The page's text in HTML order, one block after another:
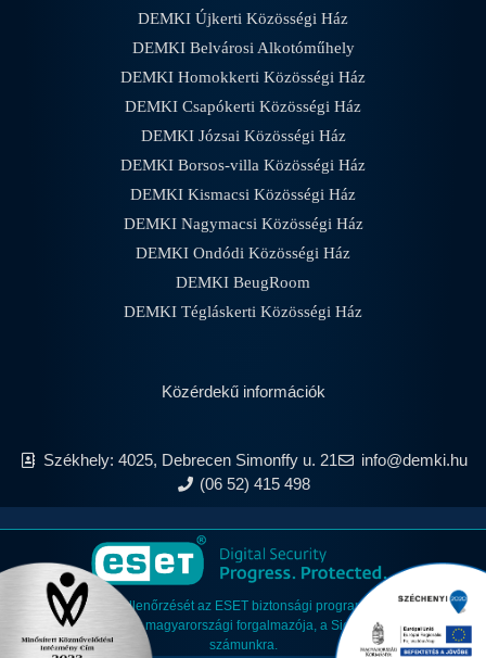
DEMKI Újkerti Közösségi Ház
DEMKI Belvárosi Alkotóműhely
DEMKI Homokkerti Közösségi Ház
DEMKI Csapókerti Közösségi Ház
DEMKI Józsai Közösségi Ház
DEMKI Borsos-villa Közösségi Ház
DEMKI Kismacsi Közösségi Ház
DEMKI Nagymacsi Közösségi Ház
DEMKI Ondódi Közösségi Ház
DEMKI BeugRoom
DEMKI Tégláskerti Közösségi Ház
Közérdekű információk
Székhely: 4025, Debrecen Simonffy u. 21
info@demki.hu
(06 52) 415 498
Anyagaink vírusellenőrzését az ESET biztonsági programokkal végezzük,
amelyet a szoftver magyarországi forgalmazója, a Sicontact Kft. biztosít
számunkra.